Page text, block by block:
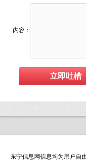
内容：
东宁信息网信息均为用户自